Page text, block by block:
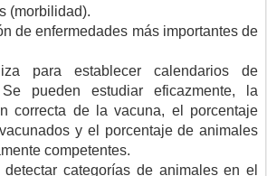
(morbilidad).
de enfermedades más importantes de
para establecer calendarios de
Se pueden estudiar eficazmente, la
correcta de la vacuna, el porcentaje
y el porcentaje de animales
competentes.
detectar categorías de animales en el